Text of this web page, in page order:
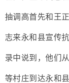
抽调 高首先和王
志来永和 县宣传抗
录中说到，他们从
等村庄到达永和